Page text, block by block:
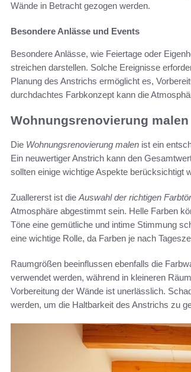
Wände in Betracht gezogen werden.
Besondere Anlässe und Events
Besondere Anlässe, wie Feiertage oder
streichen darstellen. Solche Ereignisse
Planung des Anstrichs ermöglicht es,
durchdachtes Farbkonzept kann die
Wohnungsrenovierung malen
Die Wohnungsrenovierung malen ist ein
Ein neuwertiger Anstrich kann den
sollten einige wichtige Aspekte berücksichtigt
Zuallererst ist die Auswahl der richtigen
Atmosphäre abgestimmt sein. Helle Farben
Töne eine gemütliche und intime Stimmung
eine wichtige Rolle, da Farben je nach
Raumgrößen beeinflussen ebenfalls die
verwendet werden, während in kleineren
Vorbereitung der Wände ist unerlässlich.
werden, um die Haltbarkeit des Anstrichs zu